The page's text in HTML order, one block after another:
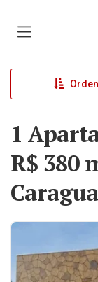
1
R$ 380